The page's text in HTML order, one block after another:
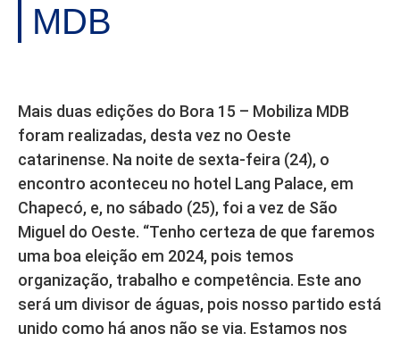
MDB
Mais duas edições do Bora 15 – Mobiliza MDB
foram realizadas, desta vez no Oeste
catarinense. Na noite de sexta-feira (24), o
encontro aconteceu no hotel Lang Palace, em
Chapecó, e, no sábado (25), foi a vez de São
Miguel do Oeste. “Tenho certeza de que faremos
uma boa eleição em 2024, pois temos
organização, trabalho e competência. Este ano
será um divisor de águas, pois nosso partido está
unido como há anos não se via. Estamos nos